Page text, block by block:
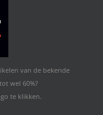
van de bekende
wel 60%?
te klikken.